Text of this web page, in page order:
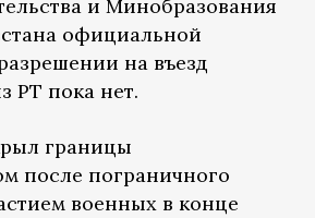
и Минобразования
официальной
на въезд
РТ пока нет.
границы
после пограничного
военных в конце